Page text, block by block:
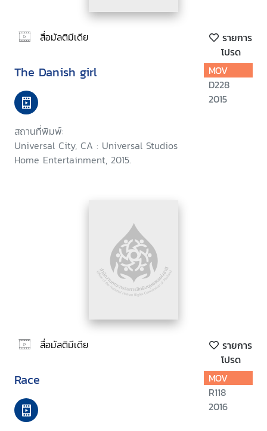
สื่อมัลติมีเดีย
รายการ
โปรด
The Danish girl
สถานที่พิมพ์:
Universal City, CA : Universal Studios
Home Entertainment, 2015.
MOV
D228
2015
สื่อมัลติมีเดีย
รายการ
โปรด
Race
MOV
R118
2016